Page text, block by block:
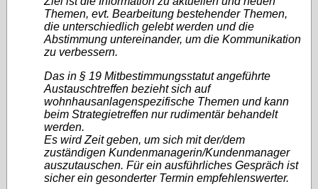
Themen, evt. Bearbeitung bestehender Themen,
die unterschiedlich gelebt werden und die
Abstimmung untereinander, um die Kommunikation
zu verbessern.
Das in § 19 Mitbestimmungsstatut angeführte
Austauschtreffen bezieht sich auf
wohnhausanlagenspezifische Themen und kann
beim Strategietreffen nur rudimentär behandelt
werden.
Es wird Zeit geben, um sich mit der/dem
zuständigen Kundenmanagerin/Kundenmanager
auszutauschen. Für ein ausführliches Gespräch ist
sicher ein gesonderter Termin empfehlenswerter.